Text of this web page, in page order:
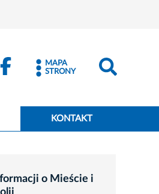
MAPA
STRONY
KONTAKT
o Mieście i